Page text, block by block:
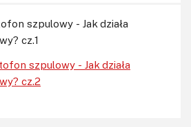
szpulowy - Jak działa
cz.1
szpulowy - Jak działa
cz.2